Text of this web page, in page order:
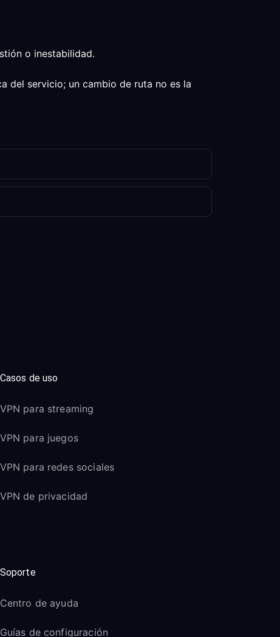
o inestabilidad.
del servicio; un cambio de ruta no es la
Casos de uso
VPN para streaming
VPN para juegos
VPN para redes sociales
VPN de privacidad
Soporte
Centro de ayuda
Guías de configuración